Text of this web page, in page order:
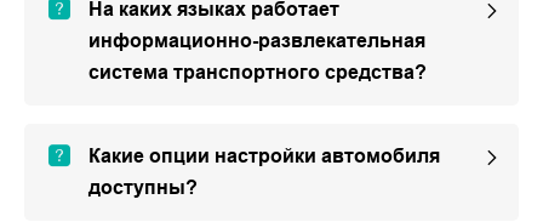
На каких языках работает
информационно-развлекательная
система транспортного средства?
Какие опции настройки автомобиля
доступны?